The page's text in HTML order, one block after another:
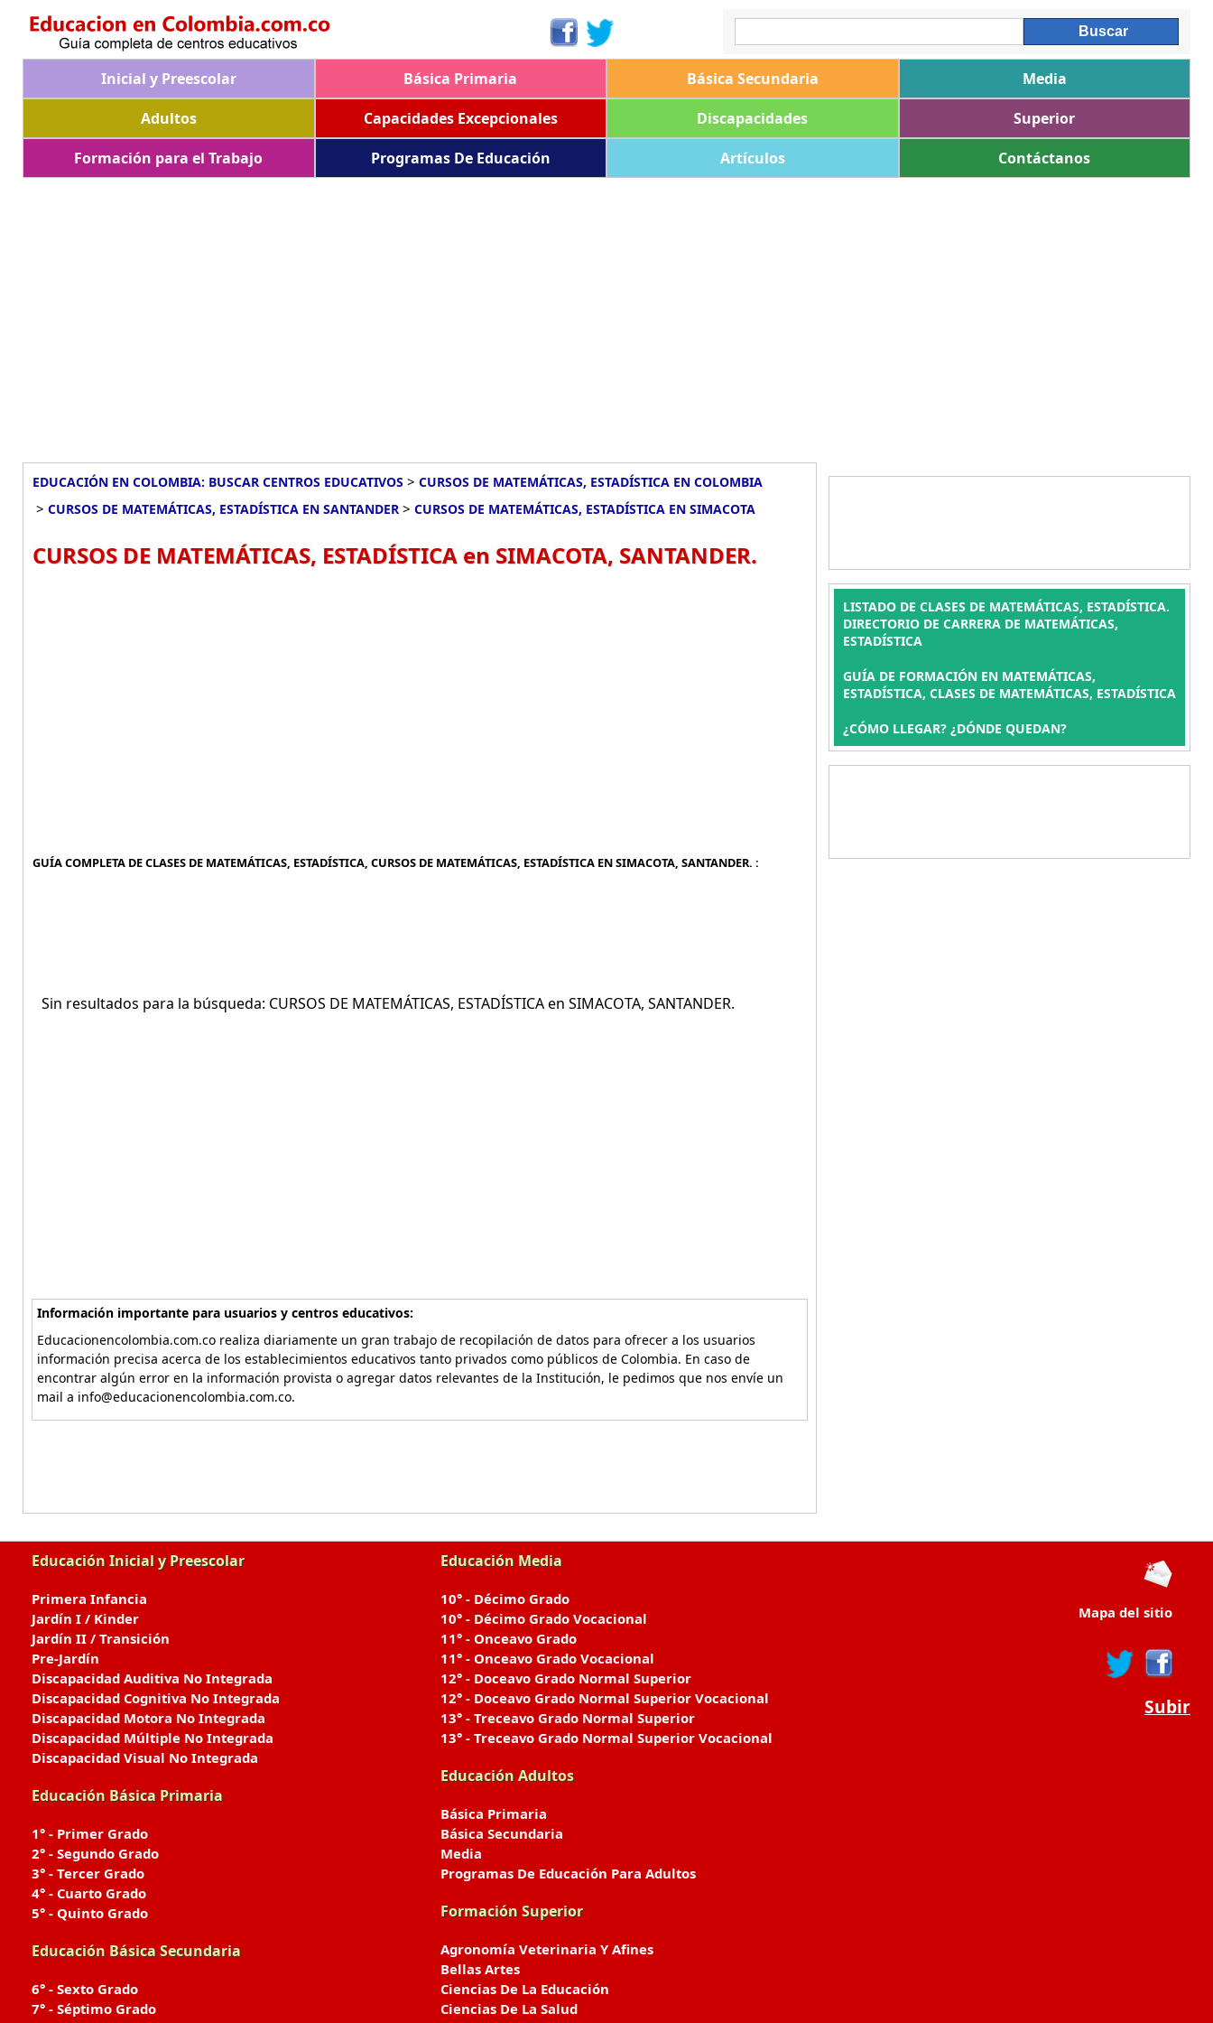
Inicial y Preescolar Básica Primaria Básica Secundaria
Media
Adultos
Capacidades Excepcionales Discapacidades
Superior
Formación para el Trabajo
Programas De Educación Artículos Contáctanos
EDUCACIÓN EN COLOMBIA: BUSCAR CENTROS EDUCATIVOS > CURSOS DE MATEMÁTICAS, ESTADÍSTICA EN COLOMBIA
> CURSOS DE MATEMÁTICAS, ESTADÍSTICA EN SANTANDER > CURSOS DE MATEMÁTICAS, ESTADÍSTICA EN SIMACOTA
CURSOS DE MATEMÁTICAS, ESTADÍSTICA en SIMACOTA, SANTANDER.
GUÍA COMPLETA DE CLASES DE MATEMÁTICAS, ESTADÍSTICA, CURSOS DE MATEMÁTICAS, ESTADÍSTICA EN SIMACOTA, SANTANDER. :
Sin resultados para la búsqueda: CURSOS DE MATEMÁTICAS, ESTADÍSTICA en SIMACOTA, SANTANDER.
Información importante para usuarios y centros educativos:
Educacionencolombia.com.co realiza diariamente un gran trabajo de recopilación de datos para ofrecer a los usuarios
información precisa acerca de los establecimientos educativos tanto privados como públicos de Colombia. En caso de
encontrar algún error en la información provista o agregar datos relevantes de la Institución, le pedimos que nos envíe un
mail a info@educacionencolombia.com.co.
LISTADO DE CLASES DE MATEMÁTICAS, ESTADÍSTICA.
DIRECTORIO DE CARRERA DE MATEMÁTICAS,
ESTADÍSTICA
GUÍA DE FORMACIÓN EN MATEMÁTICAS,
ESTADÍSTICA, CLASES DE MATEMÁTICAS, ESTADÍSTICA
¿CÓMO LLEGAR? ¿DÓNDE QUEDAN?
Educación Inicial y Preescolar
Primera Infancia
Jardín I / Kinder
Jardín II / Transición
Pre-Jardín
Discapacidad Auditiva No Integrada
Discapacidad Cognitiva No Integrada
Discapacidad Motora No Integrada
Discapacidad Múltiple No Integrada
Discapacidad Visual No Integrada
Educación Básica Primaria
1° - Primer Grado
2° - Segundo Grado
3° - Tercer Grado
4° - Cuarto Grado
5° - Quinto Grado
Educación Básica Secundaria
6° - Sexto Grado
7° - Séptimo Grado
Educación Media
10° - Décimo Grado
10° - Décimo Grado Vocacional
11° - Onceavo Grado
11° - Onceavo Grado Vocacional
12° - Doceavo Grado Normal Superior
12° - Doceavo Grado Normal Superior Vocacional
13° - Treceavo Grado Normal Superior
13° - Treceavo Grado Normal Superior Vocacional
Educación Adultos
Básica Primaria
Básica Secundaria
Media
Programas De Educación Para Adultos
Formación Superior
Agronomía Veterinaria Y Afines
Bellas Artes
Ciencias De La Educación
Ciencias De La Salud
Mapa del sitio
Subir